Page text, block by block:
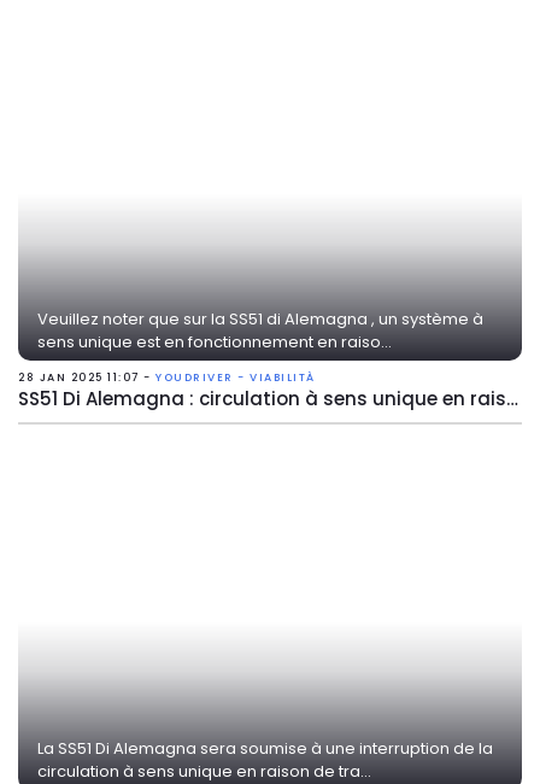
Veuillez noter que sur la SS51 di Alemagna , un système à
sens unique est en fonctionnement en raiso...
28 JAN 2025 11:07 - YOUDRIVER - VIABILITÀ
SS51 Di Alemagna : circulation à sens unique en raison de travaux
La SS51 Di Alemagna sera soumise à une interruption de la
circulation à sens unique en raison de tra...